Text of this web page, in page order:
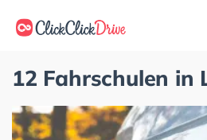
12 Fahrschulen in